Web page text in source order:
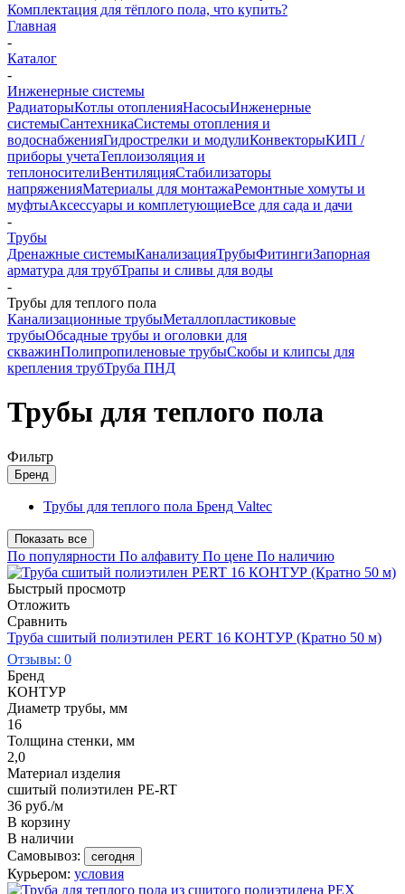
Комплектация для тёплого пола, что купить?
Главная
-
Каталог
-
Инженерные системы
РадиаторыКотлы отопленияНасосыИнженерные
системыСантехникаСистемы отопления и
водоснабженияГидрострелки и модулиКонвекторыКИП /
приборы учетаТеплоизоляция и
теплоносителиВентиляцияСтабилизаторы
напряженияМатериалы для монтажаРемонтные хомуты и
муфтыАксессуары и комплетующиеВсе для сада и дачи
-
Трубы
Дренажные системыКанализацияТрубыФитингиЗапорная
арматура для трубТрапы и сливы для воды
-
Трубы для теплого пола
Канализационные трубыМеталлопластиковые
трубыОбсадные трубы и оголовки для
скважинПолипропиленовые трубыСкобы и клипсы для
крепления трубТруба ПНД
Трубы для теплого пола
Фильтр
Бренд
Трубы для теплого пола Бренд Valtec
Показать все
По популярности По алфавиту По цене По наличию
Быстрый просмотр
Отложить
Сравнить
Труба сшитый полиэтилен PERT 16 КОНТУР (Кратно 50 м)
Отзывы: 0
Бренд
КОНТУР
Диаметр трубы, мм
16
Толщина стенки, мм
2,0
Материал изделия
сшитый полиэтилен PE-RT
36 руб./м
В корзину
В наличии
Самовывоз:
сегодня
Курьером: условия